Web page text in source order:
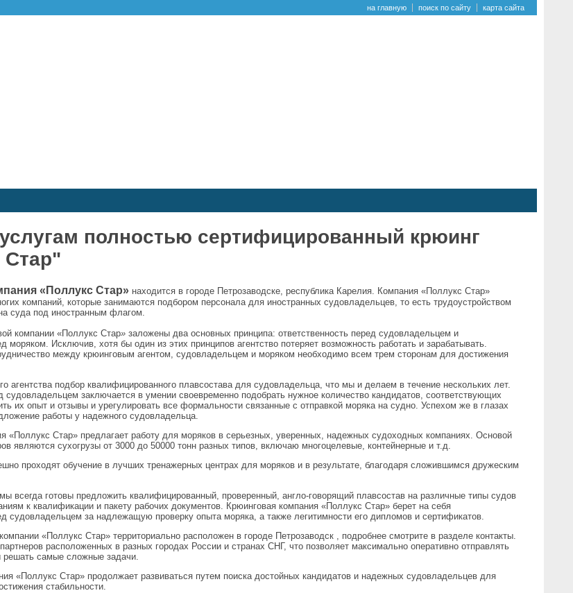
на главную поиск по сайту карта сайта
полностью сертифицированный крюинг
Стар"
«Поллукс Стар» находится в городе Петрозаводске, республика Карелия. Компания «Поллукс Стар»
компаний, которые занимаются подбором персонала для иностранных судовладельцев, то есть трудоустройством
суда под иностранным флагом.
компании «Поллукс Стар» заложены два основных принципа: ответственность перед судовладельцем и
моряком. Исключив, хотя бы один из этих принципов агентство потеряет возможность работать и зарабатывать.
между крюинговым агентом, судовладельцем и моряком необходимо всем трем сторонам для достижения
агентства подбор квалифицированного плавсостава для судовладельца, что мы и делаем в течение нескольких лет.
судовладельцем заключается в умении своевременно подобрать нужное количество кандидатов, соответствующих
их опыт и отзывы и урегулировать все формальности связанные с отправкой моряка на судно. Успехом же в глазах
работы у надежного судовладельца.
Стар» предлагает работу для моряков в серьезных, уверенных, надежных судоходных компаниях. Основой
являются сухогрузы от 3000 до 50000 тонн разных типов, включаю многоцелевые, контейнерные и т.д.
проходят обучение в лучших тренажерных центрах для моряков и в результате, благодаря сложившимся дружеским
готовы предложить квалифицированный, проверенный, англо-говорящий плавсостав на различные типы судов
к квалификации и пакету рабочих документов. Крюинговая компания «Поллукс Стар» берет на себя
судовладельцем за надлежащую проверку опыта моряка, а также легитимности его дипломов и сертификатов.
«Поллукс Стар» территориально расположен в городе Петрозаводск , подробнее смотрите в разделе контакты.
расположенных в разных городах России и странах СНГ, что позволяет максимально оперативно отправлять
решать самые сложные задачи.
«Поллукс Стар» продолжает развиваться путем поиска достойных кандидатов и надежных судовладельцев для
стабильности.